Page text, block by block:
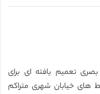
تعمیم یافته ای برای
های خیابان شهری متراکم